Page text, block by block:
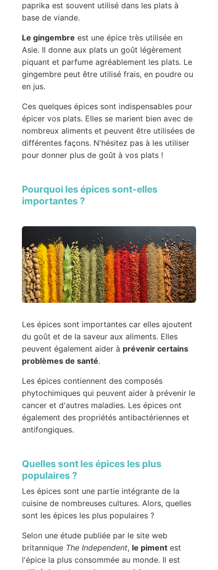
paprika est souvent utilisé dans les plats à
base de viande.
Le gingembre est une épice très utilisée en
Asie. Il donne aux plats un goût légèrement
piquant et parfume agréablement les plats. Le
gingembre peut être utilisé frais, en poudre ou
en jus.
Ces quelques épices sont indispensables pour
épicer vos plats. Elles se marient bien avec de
nombreux aliments et peuvent être utilisées de
différentes façons. N'hésitez pas à les utiliser
pour donner plus de goût à vos plats !
Pourquoi les épices sont-elles
importantes ?
Les épices sont importantes car elles ajoutent
du goût et de la saveur aux aliments. Elles
peuvent également aider à prévenir certains
problèmes de santé.
Les épices contiennent des composés
phytochimiques qui peuvent aider à prévenir le
cancer et d'autres maladies. Les épices ont
également des propriétés antibactériennes et
antifongiques.
Quelles sont les épices les plus
populaires ?
Les épices sont une partie intégrante de la
cuisine de nombreuses cultures. Alors, quelles
sont les épices les plus populaires ?
Selon une étude publiée par le site web
britannique The Independent, le pimentest
l'épice la plus consommée au monde. Il est